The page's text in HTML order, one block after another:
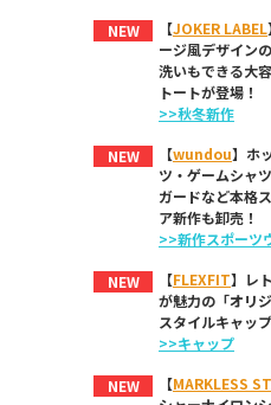
NEW 【JOKER LABEL
ージ風デザイン
洗いもできる大
トートが登場！
>>秋冬新作
NEW 【wundou】ホ
ツ・ゲームシャ
ガードなど本格
ア新作も卸売！
>>新作スポーツ
NEW 【FLEXFIT】レ
が魅力の「オリ
スタイルキャッ
>>キャップ
NEW 【MARKLESS